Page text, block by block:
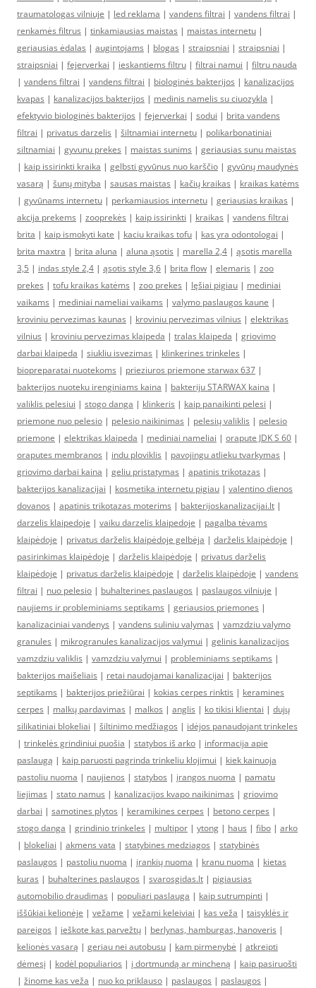
traumatologas vilniuje | led reklama | vandens filtrai | vandens filtrai |
renkamės filtrus | tinkamiausias maistas | maistas internetu |
geriausias ėdalas | augintojams | blogas | straipsniai | straipsniai |
straipsniai | fejerverkai | ieskantiems filtru | filtrai namui | filtru nauda
| vandens filtrai | vandens filtrai | biologinės bakterijos | kanalizacijos
kvapas | kanalizacijos bakterijos | medinis namelis su ciuozykla |
efektyvio biologinės bakterijos | fejerverkai | sodui | brita vandens
filtrai | privatus darzelis | šiltnamiai internetu | polikarbonatiniai
siltnamiai | gyvunu prekes | maistas sunims | geriausias sunu maistas
| kaip issirinkti kraika | gelbsti gyvūnus nuo karščio | gyvūnų maudynės
vasarą | šunų mityba | sausas maistas | kačių kraikas | kraikas katėms
| gyvūnams internetu | perkamiausios internetu | geriausias kraikas |
akcija prekems | zooprekės | kaip issirinkti | kraikas | vandens filtrai
brita | kaip ismokyti kate | kaciu kraikas tofu | kas yra odontologai |
brita maxtra | brita aluna | aluna ąsotis | marella 2,4 | ąsotis marella
3,5 | indas style 2,4 | ąsotis style 3,6 | brita flow | elemaris | zoo
prekes | tofu kraikas katėms | zoo prekes | lęšiai pigiau | mediniai
vaikams | mediniai nameliai vaikams | valymo paslaugos kaune |
kroviniu pervezimas kaunas | kroviniu pervezimas vilnius | elektrikas
vilnius | kroviniu pervezimas klaipeda | tralas klaipeda | griovimo
darbai klaipeda | siukliu isvezimas | klinkerines trinkeles |
biopreparatai nuotekoms | prieziuros priemone starwax 637 |
bakterijos nuoteku irenginiams kaina | bakteriju STARWAX kaina |
valiklis pelesiui | stogo danga | klinkeris | kaip panaikinti pelesi |
priemone nuo pelesio | pelesio naikinimas | pelesių valiklis | pelesio
priemone | elektrikas klaipeda | mediniai nameliai | orapute JDK S 60 |
oraputes membranos | indu ploviklis | pavojingu atlieku tvarkymas |
griovimo darbai kaina | geliu pristatymas | apatinis trikotazas |
bakterijos kanalizacijai | kosmetika internetu pigiau | valentino dienos
dovanos | apatinis trikotazas moterims | bakterijoskanalizacijai.lt |
darzelis klaipedoje | vaiku darzelis klaipedoje | pagalba tėvams
klaipėdoje | privatus darželis klaipėdoje gelbėja | darželis klaipėdoje |
pasirinkimas klaipėdoje | darželis klaipėdoje | privatus darželis
klaipėdoje | privatus darželis klaipėdoje | darželis klaipėdoje | vandens
filtrai | nuo pelesio | buhalterines paslaugos | paslaugos vilniuje |
naujiems ir probleminiams septikams | geriausios priemones |
kanalizaciniai vandenys | vandens suliniu valymas | vamzdziu valymo
granules | mikrogranules kanalizacijos valymui | gelinis kanalizacijos
vamzdziu valiklis | vamzdziu valymui | probleminiams septikams |
bakterijos maišeliais | retai naudojamai kanalizacijai | bakterijos
septikams | bakterijos priežiūrai | kokias cerpes rinktis | keramines
cerpes | malkų pardavimas | malkos | anglis | ko tikisi klientai | dujų
silikatiniai blokeliai | šiltinimo medžiagos | idėjos panaudojant trinkeles
| trinkelės grindiniui puošia | statybos iš arko | informacija apie
paslaugą | kaip paruosti pagrinda trinkeliu klojimui | kiek kainuoja
pastoliu nuoma | naujienos | statybos | įrangos nuoma | pamatu
liejimas | stato namus | kanalizacijos kvapo naikinimas | griovimo
darbai | samotines plytos | keramikines cerpes | betono cerpes |
stogo danga | grindinio trinkeles | multipor | ytong | haus | fibo | arko
| blokeliai | akmens vata | statybines medziagos | statybinės
paslaugos | pastoliu nuoma | įrankių nuoma | kranu nuoma | kietas
kuras | buhalterines paslaugos | svarosgidas.lt | pigiausias
automobilio draudimas | populiari paslauga | kaip sutrumpinti |
iššūkiai kelionėje | vežame | vežami keleiviai | kas veža | taisyklės ir
pareigos | ieškote kas parvežtų | berlynas, hamburgas, hanoveris |
kelionės vasarą | geriau nei autobusu | kam pirmenybė | atkreipti
dėmesį | kodėl populiarios | į dortmundą ar mincheną | kaip pasiruošti
| žinome kas veža | nuo ko priklauso | paslaugos | paslaugos |